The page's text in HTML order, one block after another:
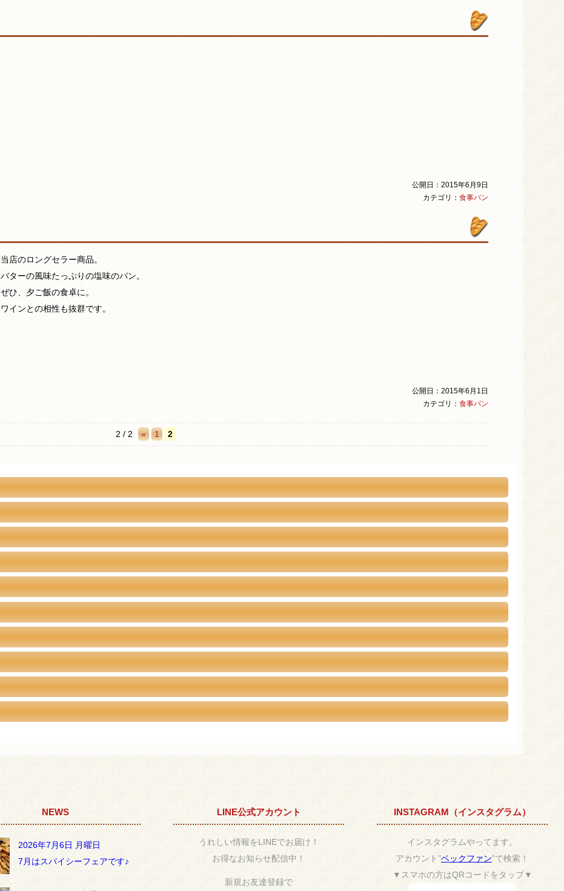
公開日：2015年6月9日
カテゴリ：食事パン
当店のロングセラー商品。
バターの風味たっぷりの塩味のパン。
ぜひ、夕ご飯の食卓に。
ワインとの相性も抜群です。
公開日：2015年6月1日
カテゴリ：食事パン
2 / 2 « 1 2
NEWS
2026年7月6日 月曜日
7月はスパイシーフェアです♪
LINE公式アカウント
うれしい情報をLINEでお届け！
お得なお知らせ配信中！
新規お友達登録で
INSTAGRAM（インスタグラム）
インスタグラムやってます。
アカウント”ベックファン”で検索！
▼スマホの方はQRコードをタップ▼